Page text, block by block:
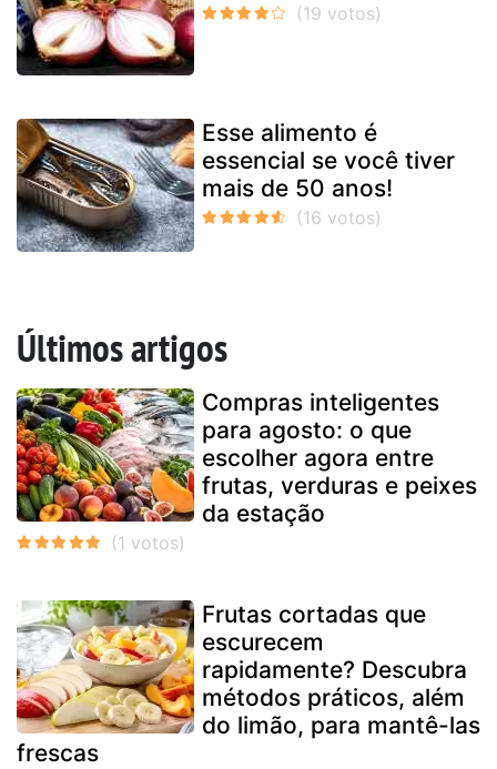
Esse alimento é
essencial se você tiver
mais de 50 anos!
Últimos artigos
Compras inteligentes
para agosto: o que
escolher agora entre
frutas, verduras e peixes
da estação
Frutas cortadas que
escurecem
rapidamente? Descubra
métodos práticos, além
do limão, para mantê-las
frescas